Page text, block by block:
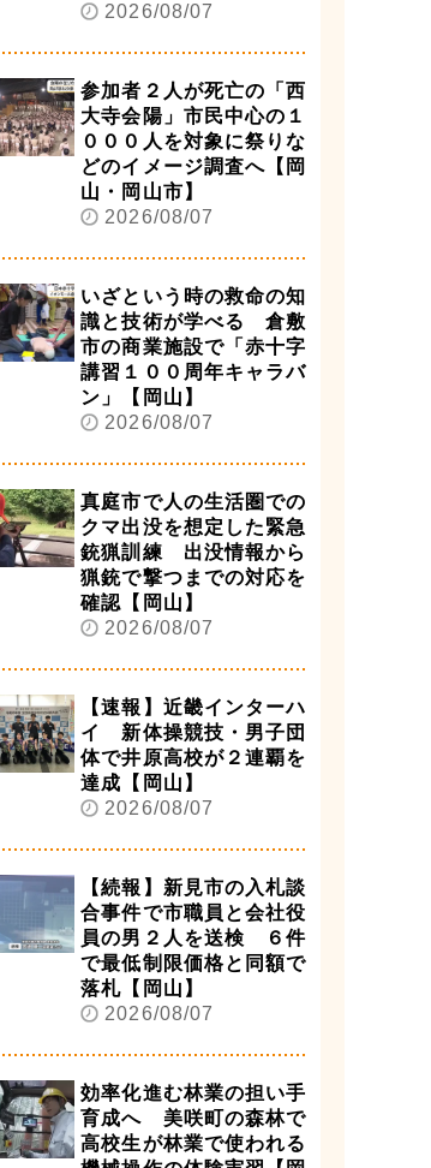
2026/08/07
参加者２人が死亡の「西
大寺会陽」市民中心の１
０００人を対象に祭りな
どのイメージ調査へ【岡
山・岡山市】
2026/08/07
いざという時の救命の知
識と技術が学べる 倉敷
市の商業施設で「赤十字
講習１００周年キャラバ
ン」【岡山】
2026/08/07
真庭市で人の生活圏での
クマ出没を想定した緊急
銃猟訓練 出没情報から
猟銃で撃つまでの対応を
確認【岡山】
2026/08/07
【速報】近畿インターハ
イ 新体操競技・男子団
体で井原高校が２連覇を
達成【岡山】
2026/08/07
【続報】新見市の入札談
合事件で市職員と会社役
員の男２人を送検 ６件
で最低制限価格と同額で
落札【岡山】
2026/08/07
効率化進む林業の担い手
育成へ 美咲町の森林で
高校生が林業で使われる